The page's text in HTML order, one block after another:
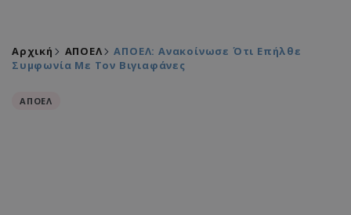
Αρχική ΑΠΟΕΛ
ΑΠΟΕΛ: Ανακοίνωσε Ότι Επήλθε
Συμφωνία Με Τον Βιγιαφάνες
ΑΠΟΕΛ